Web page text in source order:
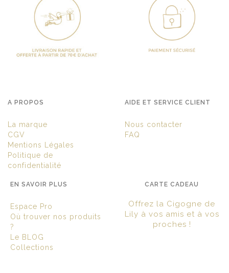
A PROPOS
La marque
CGV
Mentions Légales
Politique de
confidentialité
AIDE ET SERVICE CLIENT
Nous contacter
FAQ
EN SAVOIR PLUS
Espace Pro
Où trouver nos produits
?
Le BLOG
Collections
CARTE CADEAU
Offrez la Cigogne de
Lily à vos amis et à vos
proches !